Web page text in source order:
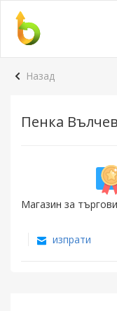
Назад
Пенка
Магазин за
изпрати